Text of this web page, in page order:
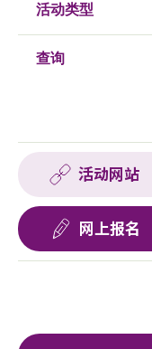
活动类型
查询
活动网站
网上报名